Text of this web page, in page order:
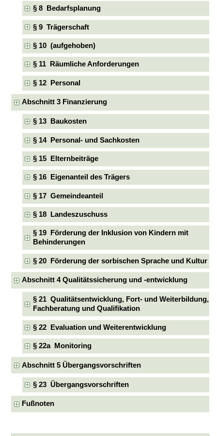
§ 8 Bedarfsplanung
§ 9 Trägerschaft
§ 10 (aufgehoben)
§ 11 Räumliche Anforderungen
§ 12 Personal
Abschnitt 3 Finanzierung
§ 13 Baukosten
§ 14 Personal- und Sachkosten
§ 15 Elternbeiträge
§ 16 Eigenanteil des Trägers
§ 17 Gemeindeanteil
§ 18 Landeszuschuss
§ 19 Förderung der Inklusion von Kindern mit
Behinderungen
§ 20 Förderung der sorbischen Sprache und Kultur
Abschnitt 4 Qualitätssicherung und -entwicklung
§ 21 Qualitätsentwicklung, Fort- und Weiterbildung,
Fachberatung und Qualifikation
§ 22 Evaluation und Weiterentwicklung
§ 22a Monitoring
Abschnitt 5 Übergangsvorschriften
§ 23 Übergangsvorschriften
Fußnoten